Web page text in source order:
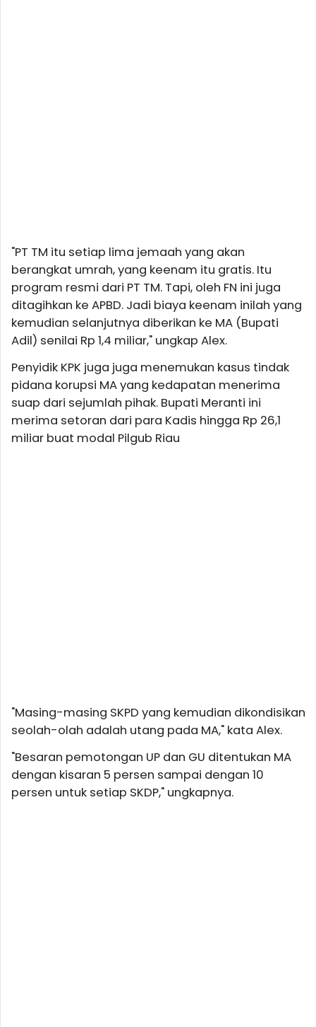
"PT TM itu setiap lima jemaah yang akan
berangkat umrah, yang keenam itu gratis. Itu
program resmi dari PT TM. Tapi, oleh FN ini juga
ditagihkan ke APBD. Jadi biaya keenam inilah yang
kemudian selanjutnya diberikan ke MA (Bupati
Adil) senilai Rp 1,4 miliar," ungkap Alex.
Penyidik KPK juga juga menemukan kasus tindak
pidana korupsi MA yang kedapatan menerima
suap dari sejumlah pihak. Bupati Meranti ini
merima setoran dari para Kadis hingga Rp 26,1
miliar buat modal Pilgub Riau
"Masing-masing SKPD yang kemudian dikondisikan
seolah-olah adalah utang pada MA," kata Alex.
"Besaran pemotongan UP dan GU ditentukan MA
dengan kisaran 5 persen sampai dengan 10
persen untuk setiap SKDP," ungkapnya.